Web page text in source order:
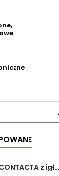
Klej CONTACTA z igłą do plastiku 25,0 g